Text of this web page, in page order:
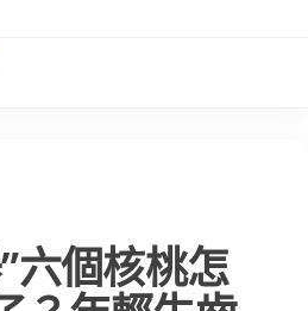
六個核桃怎